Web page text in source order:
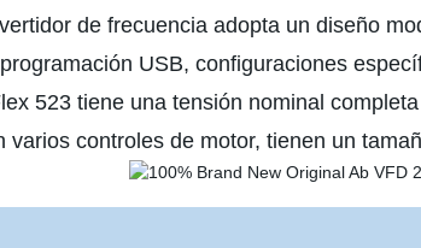
de frecuencia adopta un diseño
USB, configuraciones
523 tiene una tensión nominal
varios controles de motor, tienen un